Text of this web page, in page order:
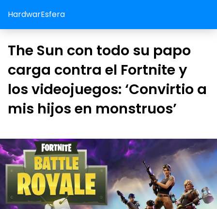
HardwarEsfera
The Sun con todo su papo
carga contra el Fortnite y
los videojuegos: ‘Convirtio a
mis hijos en monstruos’